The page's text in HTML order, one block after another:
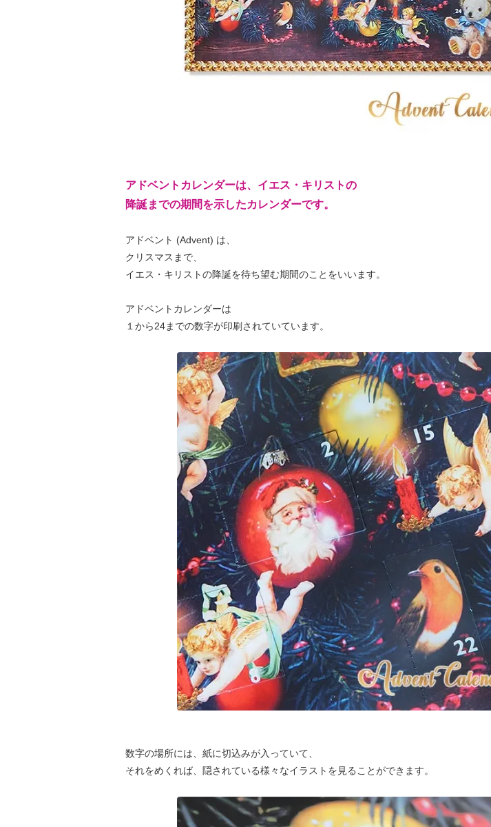
アドベントカレンダーは、イエス・キリストの
降誕までの期間を示したカレンダーです。
アドベント (Advent) は、
クリスマスまで、
イエス・キリストの降誕を待ち望む期間のことをいいます。
アドベントカレンダーは
１から24までの数字が印刷されていています。
数字の場所には、紙に切込みが入っていて、
それをめくれば、隠されている様々なイラストを見ることができます。